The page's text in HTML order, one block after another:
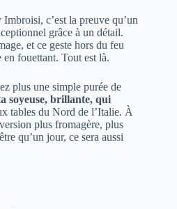
c’est la preuve qu’un
grâce à un détail.
et ce geste hors du feu
fouettant. Tout est là.
plus une simple purée de
soyeuse, brillante, qui
tables du Nord de l’Italie. À
plus fromagère, plus
qu’un jour, ce sera aussi